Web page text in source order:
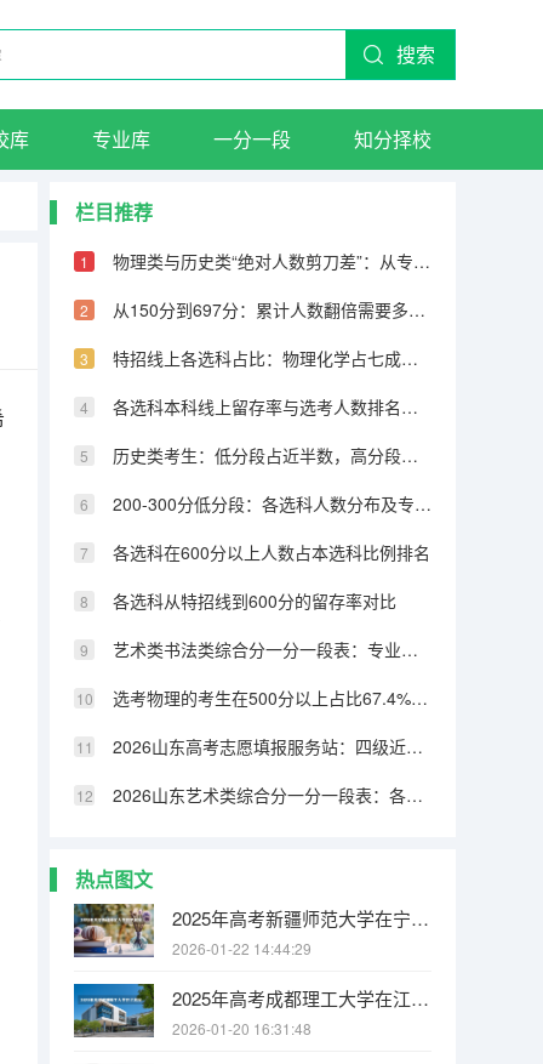
搜索
库 专业库 一分一段 知分择校
栏目推荐
物理类与历史类“绝对人数剪刀差”：从专科到600分物理反超22万人
从150分到697分：累计人数翻倍需要多少分，越高分段跨越越大
特招线上各选科占比：物理化学占七成，历史仅占三成
各选科本科线上留存率与选考人数排名完全相反
历史类考生：低分段占近半数，高分段锐减
200-300分低分段：各选科人数分布及专科保底策略
各选科在600分以上人数占本选科比例排名
各选科从特招线到600分的留存率对比
艺术类书法类综合分一分一段表：专业成绩占比70%，文化331分可上本科
选考物理的考生在500分以上占比67.4%，历史类仅32.8%
2026山东高考志愿填报服务站：四级近800个免费开放
2026山东艺术类综合分一分一段表：各专业类别双达线考生文化成绩排名的作用
热点图文
2025年高考新疆师范大学在宁夏投档分数线
2026-01-22 14:44:29
2025年高考成都理工大学在江苏投档分数线
2026-01-20 16:31:48